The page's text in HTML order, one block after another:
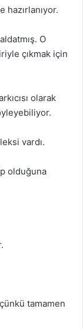
O
çıkmak için
olarak
vardı.
olduğuna
tamamen